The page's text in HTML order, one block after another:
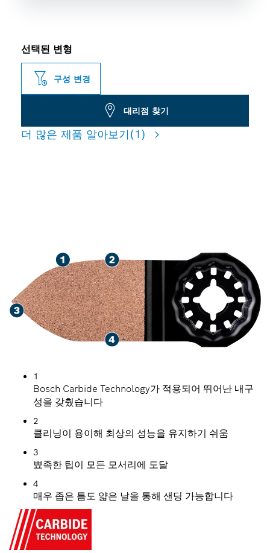
선택된 변형
구성 변경
대리점 찾기
더 많은 제품 알아보기(1)
1
Bosch Carbide Technology가 적용되어 뛰어난 내구
성을 갖췄습니다
2
클리닝이 용이해 최상의 성능을 유지하기 쉬움
3
뾰족한 팁이 모든 모서리에 도달
4
매우 좁은 틈도 얇은 날을 통해 샌딩 가능합니다